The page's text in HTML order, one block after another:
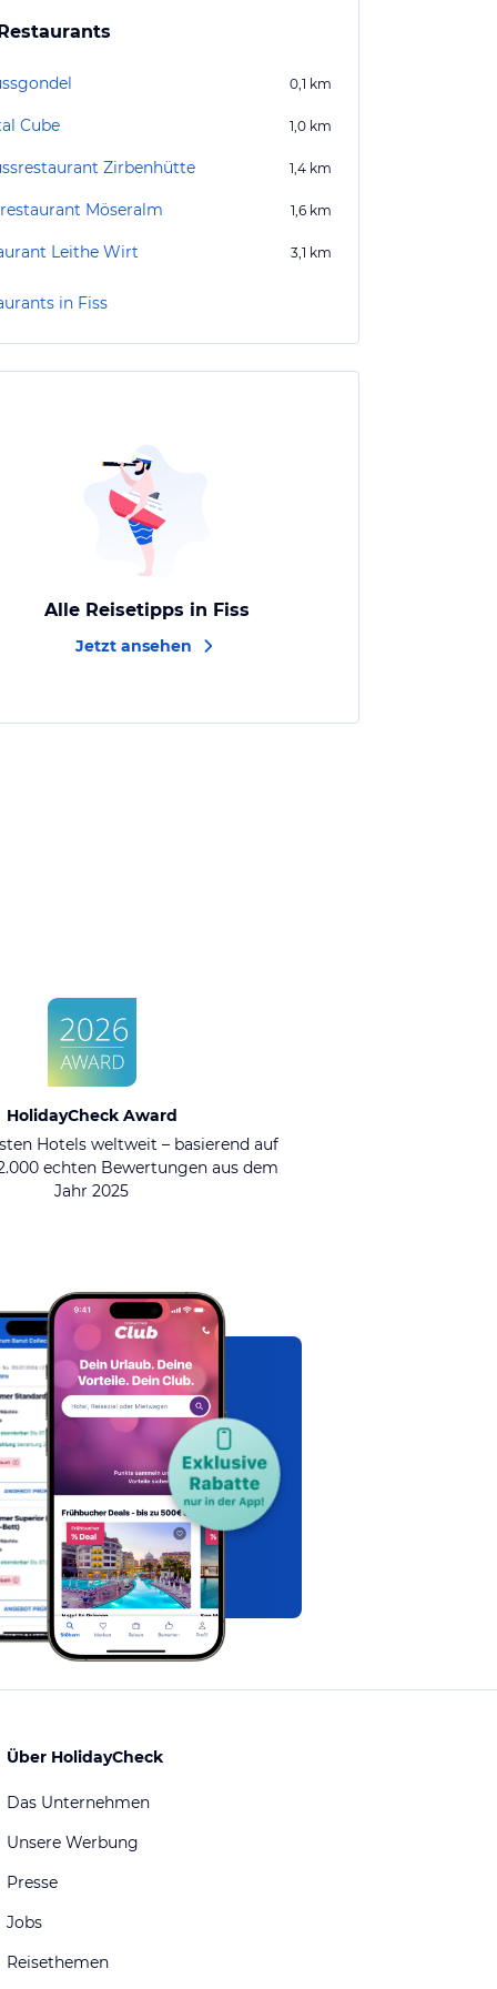
0,1 km
Cube 1,0 km
Zirbenhütte 1,4 km
Möseralm 1,6 km
Leithe Wirt 3,1 km
in Fiss
Alle Reisetipps in Fiss
Jetzt ansehen
HolidayCheck Award
Hotels weltweit – basierend auf
echten Bewertungen aus dem
Jahr 2025
Über HolidayCheck
Das Unternehmen
Unsere Werbung
Presse
Jobs
Reisethemen